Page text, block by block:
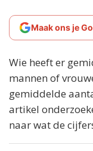
Maak ons je
Wie heeft er
mannen of
gemiddelde
artikel
naar wat de